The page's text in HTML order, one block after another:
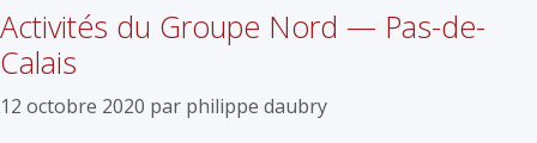
Activités du Groupe Nord — Pas-de-
Calais
12 octobre 2020 par philippe daubry